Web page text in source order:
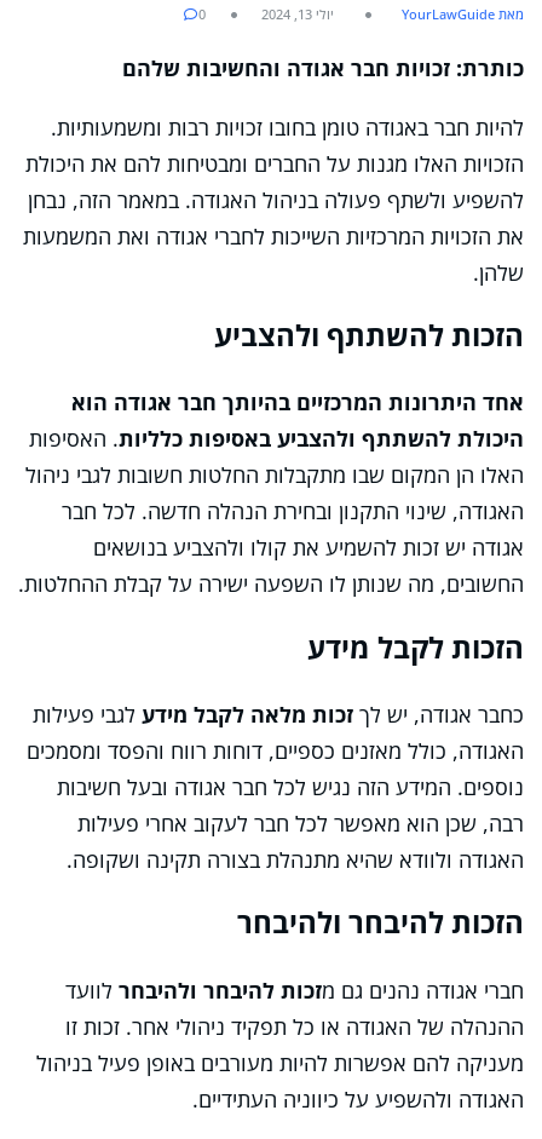
מאת YourLawGuide יולי 13, 2024 0
כותרת: זכויות חבר אגודה והחשיבות שלהם
להיות חבר באגודה טומן בחובו זכויות רבות ומשמעותיות.
הזכויות האלו מגנות על החברים ומבטיחות להם את היכולת
להשפיע ולשתף פעולה בניהול האגודה. במאמר הזה, נבחן
את הזכויות המרכזיות השייכות לחברי אגודה ואת המשמעות
שלהן.
הזכות להשתתף ולהצביע
אחד היתרונות המרכזיים בהיותך חבר אגודה הוא
היכולת להשתתף ולהצביע באסיפות כלליות. האסיפות
האלו הן המקום שבו מתקבלות החלטות חשובות לגבי ניהול
האגודה, שינוי התקנון ובחירת הנהלה חדשה. לכל חבר
אגודה יש זכות להשמיע את קולו ולהצביע בנושאים
החשובים, מה שנותן לו השפעה ישירה על קבלת ההחלטות.
הזכות לקבל מידע
כחבר אגודה, יש לך זכות מלאה לקבל מידע לגבי פעילות
האגודה, כולל מאזנים כספיים, דוחות רווח והפסד ומסמכים
נוספים. המידע הזה נגיש לכל חבר אגודה ובעל חשיבות
רבה, שכן הוא מאפשר לכל חבר לעקוב אחרי פעילות
האגודה ולוודא שהיא מתנהלת בצורה תקינה ושקופה.
הזכות להיבחר ולהיבחר
חברי אגודה נהנים גם מזכות להיבחר ולהיבחר לוועד
ההנהלה של האגודה או כל תפקיד ניהולי אחר. זכות זו
מעניקה להם אפשרות להיות מעורבים באופן פעיל בניהול
האגודה ולהשפיע על כיווניה העתידיים.